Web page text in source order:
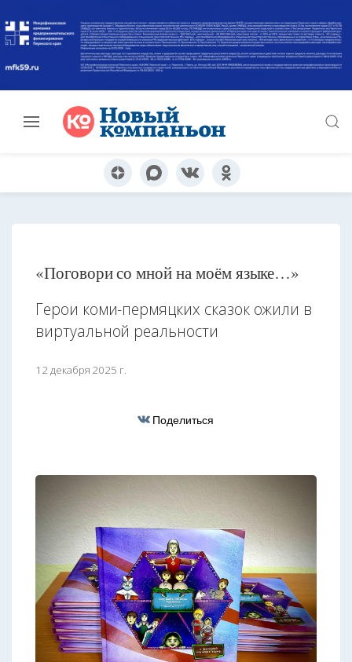
«Поговори со мной на моём языке…»
Герои коми-пермяцких сказок ожили в
виртуальной реальности
12 декабря 2025 г.
Поделиться